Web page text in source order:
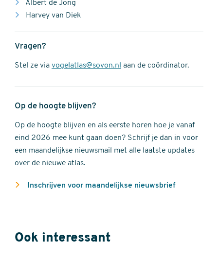
Albert de Jong
Harvey van Diek
Vragen?
Stel ze via vogelatlas@sovon.nl aan de coördinator.
Op de hoogte blijven?
Op de hoogte blijven en als eerste horen hoe je vanaf
eind 2026 mee kunt gaan doen? Schrijf je dan in voor
een maandelijkse nieuwsmail met alle laatste updates
over de nieuwe atlas.
Inschrijven voor maandelijkse nieuwsbrief
Ook interessant